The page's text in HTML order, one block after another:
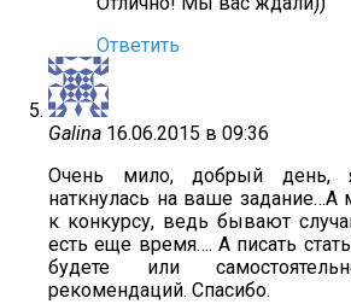
Ответить
Galina 16.06.2015 в 09:36
Очень мило, добрый день,
наткнулась на ваше
к конкурсу, ведь бывают
есть еще время…. А писать
будете или
рекомендаций. Спасибо.